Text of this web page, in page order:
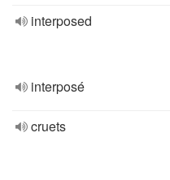
interposed
interposé
cruets